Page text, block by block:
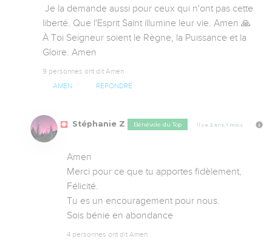
liberté. Que l'Esprit Saint illumine leur vie. Amen 🙏
À Toi Seigneur soient le Règne, la Puissance et la
Gloire. Amen
9 personnes ont dit Amen
AMEN RÉPONDRE
Stéphanie Z Bénévole du Top Il y a 2 ans, 1 mois
Amen
Merci pour ce que tu apportes fidèlement,
Félicité.
Tu es un encouragement pour nous.
Sois bénie en abondance
4 personnes ont dit Amen